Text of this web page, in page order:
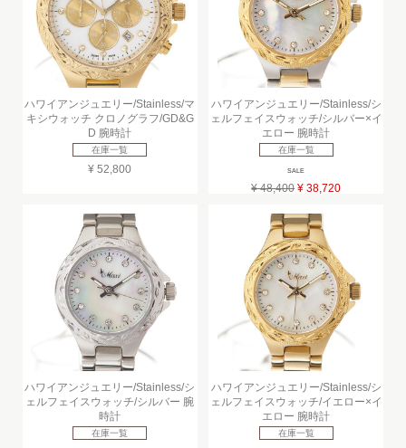
ハワイアンジュエリー/Stainless/マ
キシウォッチ クロノグラフ/GD&G
D 腕時計
在庫一覧
¥ 52,800
ハワイアンジュエリー/Stainless/シ
ェルフェイスウォッチ/シルバー×イ
エロー 腕時計
在庫一覧
SALE
¥ 48,400 ¥ 38,720
ハワイアンジュエリー/Stainless/シ
ェルフェイスウォッチ/シルバー 腕
時計
在庫一覧
ハワイアンジュエリー/Stainless/シ
ェルフェイスウォッチ/イエロー×イ
エロー 腕時計
在庫一覧